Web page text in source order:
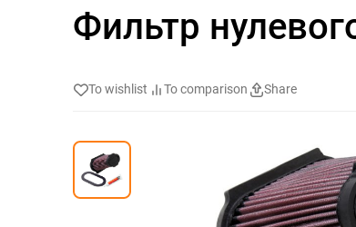
Фильтр
To wishlist To comparison Share